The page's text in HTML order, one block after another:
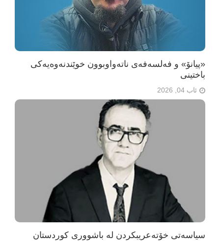
«پیانۆ» و فەلسەفەی ناتەواوبوون خوێندنەوەیەکی
باختینی
ئاب 04, 2026
سیاسەتی خۆتەعریبکردن لە باشووری کوردستان